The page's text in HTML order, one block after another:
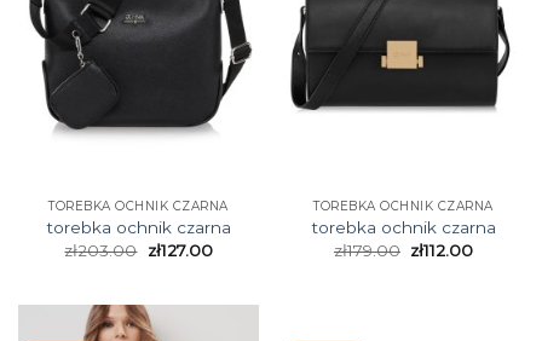
TOREBKA OCHNIK CZARNA
torebka ochnik czarna
zł203.00 zł127.00
TOREBKA OCHNIK CZARNA
torebka ochnik czarna
zł179.00 zł112.00